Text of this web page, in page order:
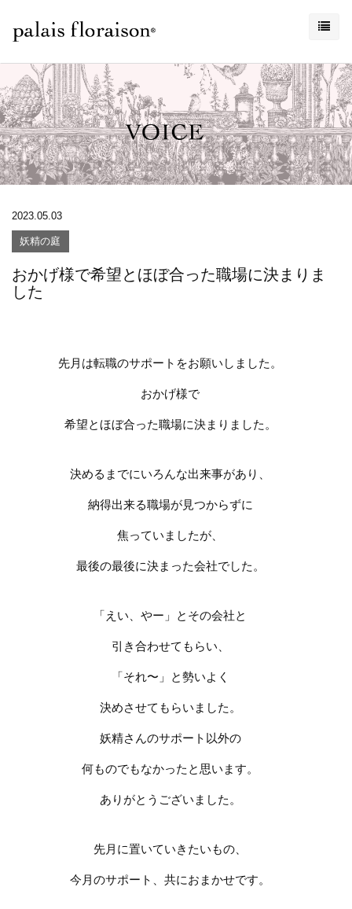
2023.05.03
妖精の庭
おかげ様で希望とほぼ合った職場に決まりま
した
先月は転職のサポートをお願いしました。
おかげ様で
希望とほぼ合った職場に決まりました。
決めるまでにいろんな出来事があり、
納得出来る職場が見つからずに
焦っていましたが、
最後の最後に決まった会社でした。
「えい、やー」とその会社と
引き合わせてもらい、
「それ〜」と勢いよく
決めさせてもらいました。
妖精さんのサポート以外の
何ものでもなかったと思います。
ありがとうございました。
先月に置いていきたいもの、
今月のサポート、共におまかせです。